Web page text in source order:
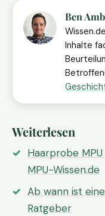
Ben
Inhalte
Weiterlesen
Haarprobe
MPU-Wissen.de
Ab wann ist
Ratgeber